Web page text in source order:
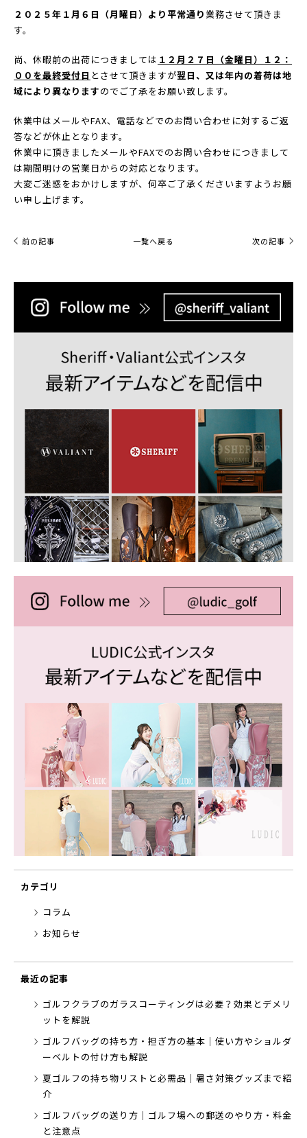
２０２５年１月６日（月曜日）より平常通り 業務させて頂きま
す。
尚、休暇前の出荷につきましては １２月２７日（金曜日）１２：
００を最終受付日 とさせて頂きますが翌日、又は年内の着荷は地
域により異なりますのでご了承をお願い致します。
休業中はメールやFAX、電話などでのお問い合わせに対するご返
答などが休止となります。
休業中に頂きましたメールやFAXでのお問い合わせにつきまして
は期間明けの営業日からの対応となります。
大変ご迷惑をおかけしますが、何卒ご了承くださいますようお願
い申し上げます。
前の記事 一覧へ戻る 次の記事
カテゴリ
コラム
お知らせ
最近の記事
ゴルフクラブのガラスコーティングは必要？効果とデメリ
ットを解説
ゴルフバッグの持ち方・担ぎ方の基本｜使い方やショルダ
ーベルトの付け方も解説
夏ゴルフの持ち物リストと必需品｜暑さ対策グッズまで紹
介
ゴルフバッグの送り方｜ゴルフ場への郵送のやり方・料金
と注意点